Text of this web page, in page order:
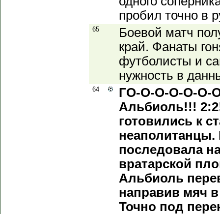
пробил точно в
65
Боевой матч
край. Фанаты
футболисты и
нужность в
64
ГО-О-О-О-О-О-
Альбиоль!!!
готовились к
неаполитанцы.
последовала
вратарской
Альбиоль
направив мяч
Точно под